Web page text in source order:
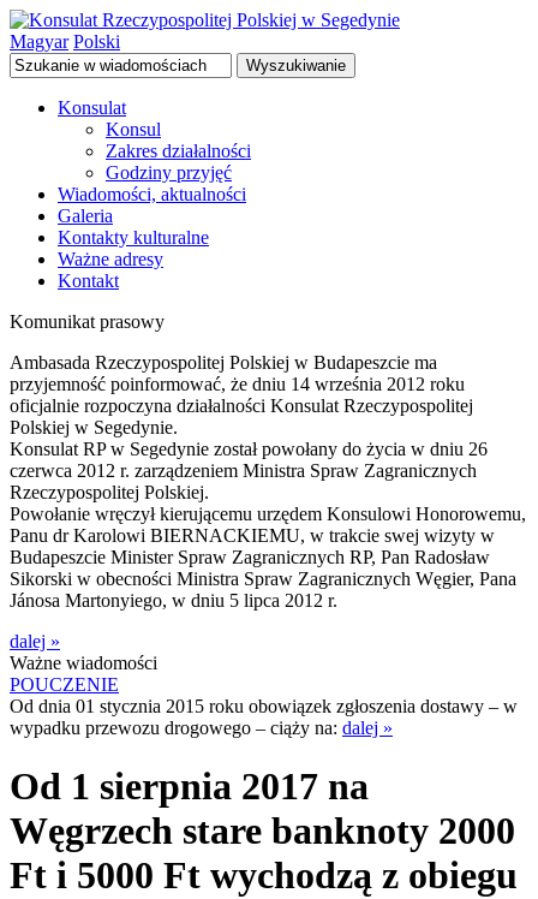
Magyar Polski
Wyszukiwanie
Konsulat
Konsul
Zakres działalności
Godziny przyjęć
Wiadomości, aktualności
Galeria
Kontakty kulturalne
Ważne adresy
Kontakt
Komunikat prasowy
Ambasada Rzeczypospolitej Polskiej w Budapeszcie ma
przyjemność poinformować, że dniu 14 września 2012 roku
oficjalnie rozpoczyna działalności Konsulat Rzeczypospolitej
Polskiej w Segedynie.
Konsulat RP w Segedynie został powołany do życia w dniu 26
czerwca 2012 r. zarządzeniem Ministra Spraw Zagranicznych
Rzeczypospolitej Polskiej.
Powołanie wręczył kierującemu urzędem Konsulowi Honorowemu,
Panu dr Karolowi BIERNACKIEMU, w trakcie swej wizyty w
Budapeszcie Minister Spraw Zagranicznych RP, Pan Radosław
Sikorski w obecności Ministra Spraw Zagranicznych Węgier, Pana
Jánosa Martonyiego, w dniu 5 lipca 2012 r.
dalej »
Ważne wiadomości
POUCZENIE
Od dnia 01 stycznia 2015 roku obowiązek zgłoszenia dostawy – w
wypadku przewozu drogowego – ciąży na: dalej »
Od 1 sierpnia 2017 na
Węgrzech stare banknoty 2000
Ft i 5000 Ft wychodzą z obiegu